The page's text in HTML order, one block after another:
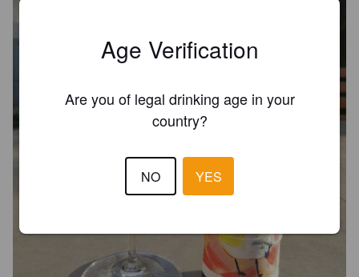
Age Verification
Are you of legal drinking age in your
country?
NO YES